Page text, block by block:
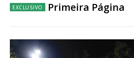
Primeira Página